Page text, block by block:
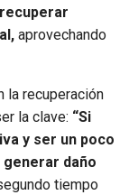
aprovechando
la recuperación
la clave: “Si
y ser un poco
daño
tiempo